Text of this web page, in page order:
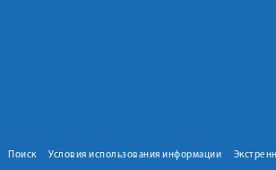
Поиск Условия использования информации